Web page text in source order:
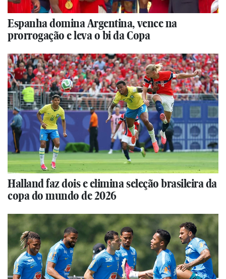
Espanha domina Argentina, vence na
prorrogação e leva o bi da Copa
Halland faz dois e elimina seleção brasileira da
copa do mundo de 2026